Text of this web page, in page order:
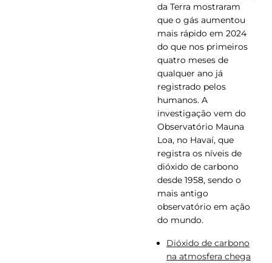
da Terra mostraram
que o gás aumentou
mais rápido em 2024
do que nos primeiros
quatro meses de
qualquer ano já
registrado pelos
humanos. A
investigação vem do
Observatório Mauna
Loa, no Havaí, que
registra os níveis de
dióxido de carbono
desde 1958, sendo o
mais antigo
observatório em ação
do mundo.
Dióxido de carbono
na atmosfera chega